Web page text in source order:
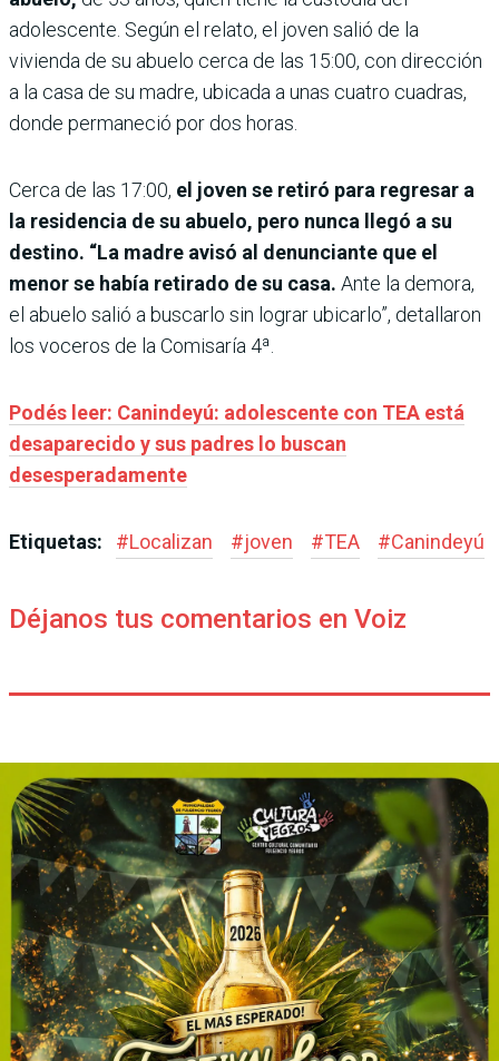
adolescente. Según el relato, el joven salió de la
vivienda de su abuelo cerca de las 15:00, con dirección
a la casa de su madre, ubicada a unas cuatro cuadras,
donde permaneció por dos horas.
Cerca de las 17:00, el joven se retiró para regresar a
la residencia de su abuelo, pero nunca llegó a su
destino. “La madre avisó al denunciante que el
menor se había retirado de su casa. Ante la demora,
el abuelo salió a buscarlo sin lograr ubicarlo”, detallaron
los voceros de la Comisaría 4ª.
Podés leer: Canindeyú: adolescente con TEA está
desaparecido y sus padres lo buscan
desesperadamente
Etiquetas: #Localizan #joven #TEA #Canindeyú
Déjanos tus comentarios en Voiz